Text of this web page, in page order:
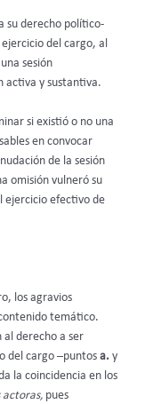
su derecho político-
del cargo, al
sesión
activa y sustantiva.
si existió o no una
en convocar
de la sesión
omisión vulneró su
ejercicio efectivo de
los agravios
temático.
al derecho a ser
del cargo –puntos a. y
la coincidencia en los
actoras, pues